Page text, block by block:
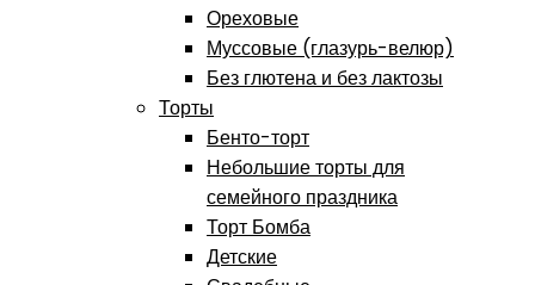
Ореховые
Муссовые (глазурь-велюр)
Без глютена и без лактозы
Торты
Бенто-торт
Небольшие торты для
семейного праздника
Торт Бомба
Детские